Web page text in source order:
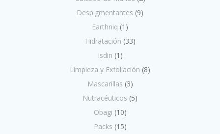
Despigmentantes (9)
Earthniq (1)
Hidratación (33)
Isdin (1)
Limpieza y Exfoliación (8)
Mascarillas (3)
Nutracéuticos (5)
Obagi (10)
Packs (15)